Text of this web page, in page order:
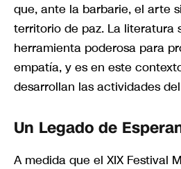
que, ante la barbarie, el arte
territorio de paz. La literatura
herramienta poderosa para
empatía, y es en este
desarrollan las actividades
Un Legado de
A medida que el XIX Festival